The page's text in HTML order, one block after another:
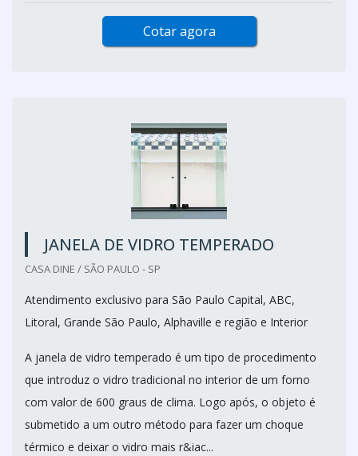
Cotar agora
JANELA DE VIDRO TEMPERADO
CASA DINE / SÃO PAULO - SP
Atendimento exclusivo para São Paulo Capital, ABC,
Litoral, Grande São Paulo, Alphaville e região e Interior
A janela de vidro temperado é um tipo de procedimento
que introduz o vidro tradicional no interior de um forno
com valor de 600 graus de clima. Logo após, o objeto é
submetido a um outro método para fazer um choque
térmico e deixar o vidro mais r&iac...